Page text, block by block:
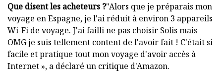
Que disent les acheteurs ?"Alors que je préparais mon
voyage en Espagne, je l'ai réduit à environ 3 appareils
Wi-Fi de voyage. J'ai failli ne pas choisir Solis mais
OMG je suis tellement content de l'avoir fait ! C'était si
facile et pratique tout mon voyage d'avoir accès à
Internet », a déclaré un critique d'Amazon.